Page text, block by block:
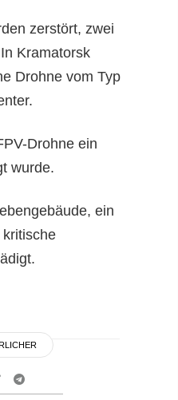
zerstört, zwei
Kramatorsk
Drohne vom Typ
Drohne ein
wurde.
ein